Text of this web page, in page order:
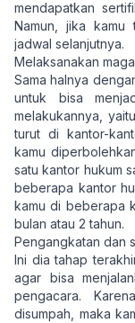
mendapatkan
Namun, jika kamu
jadwal selanjutnya.
Melaksanakan
Sama halnya
untuk bisa
melakukannya,
turut di kantor-
kamu
satu kantor hukum
beberapa kantor
kamu di beberapa
bulan atau 2 tahun.
Pengangkatan dan
Ini dia tahap
agar bisa
pengacara.
disumpah, maka